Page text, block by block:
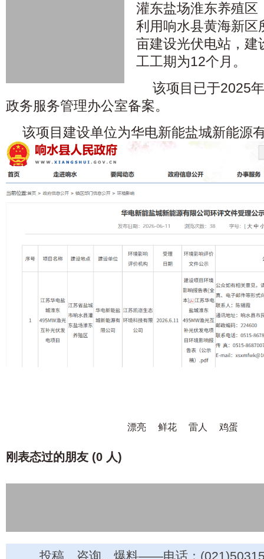
灌东盐场淮东养殖区
利用响水县黄海新区
亩建设光伏电站，建
工工期为12个月。
该项目已于2025
政务服务管理办公室备案。
该项目建设单位为华电新能盐城新能源
漂亮 鲜花 雷人 鸡蛋
刚表态过的朋友 (0 人)
投稿、咨询、爆料——电话：